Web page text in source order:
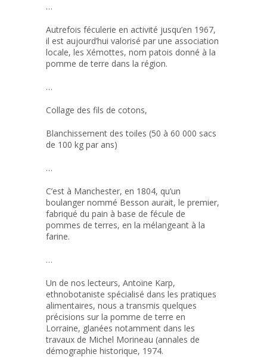
…
Autrefois féculerie en activité jusqu’en 1967,
il est aujourd’hui valorisé par une association
locale, les Xémottes, nom patois donné à la
pomme de terre dans la région.
…
Collage des fils de cotons,
Blanchissement des toiles (50 à 60 000 sacs
de 100 kg par ans)
…
C’est à Manchester, en 1804, qu’un
boulanger nommé Besson aurait, le premier,
fabriqué du pain à base de fécule de
pommes de terres, en la mélangeant à la
farine.
…
Un de nos lecteurs, Antoine Karp,
ethnobotaniste spécialisé dans les pratiques
alimentaires, nous a transmis quelques
précisions sur la pomme de terre en
Lorraine, glanées notamment dans les
travaux de Michel Morineau (annales de
démographie historique, 1974.